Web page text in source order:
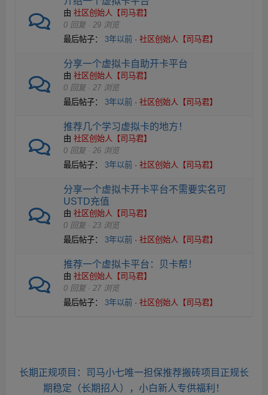
由 社区创始人【司马君】
0 回复 · 29 浏览
最后帖子： 3年以前 · 社区创始人【司马君】
分享一个虚拟卡自助开卡平台
由 社区创始人【司马君】
0 回复 · 27 浏览
最后帖子： 3年以前 · 社区创始人【司马君】
推荐几个学习虚拟卡的地方！
由 社区创始人【司马君】
0 回复 · 26 浏览
最后帖子： 3年以前 · 社区创始人【司马君】
分享一个虚拟卡开卡平台不需要实名可
USTD充值
由 社区创始人【司马君】
0 回复 · 23 浏览
最后帖子： 3年以前 · 社区创始人【司马君】
推荐一个虚拟卡平台：贝卡帮！
由 社区创始人【司马君】
0 回复 · 27 浏览
最后帖子： 3年以前 · 社区创始人【司马君】
长期正规项目：司马小七唯一担保推荐搬砖项目正规长
期稳定（长期招人），小白新人专供福利！